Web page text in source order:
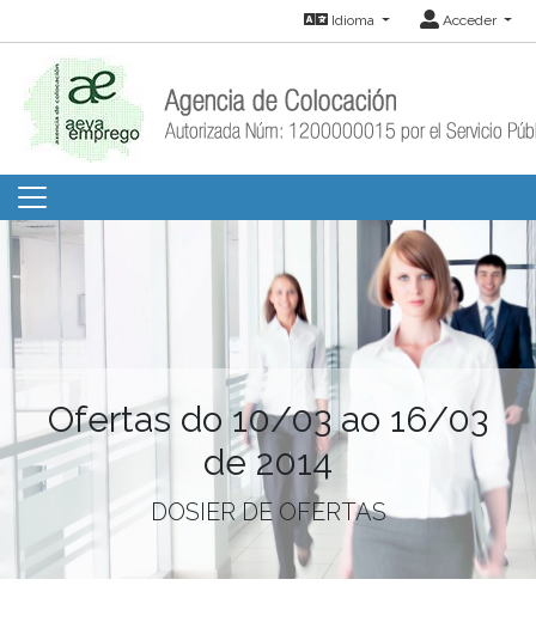
Idioma Acceder
Ofertas do 10/03 ao 16/03
de 2014
DOSIER DE OFERTAS